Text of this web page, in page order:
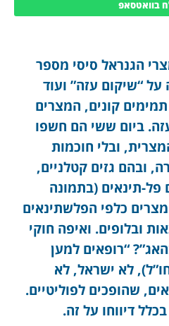
בוואטסאפ
הגנראל סיסי מספר
על “שיקום עזה” ועוד
קונים, המצרים
ביום ששי הם חשפו
ובלי חוכמות
ובהם גזים קטלניים,
תינאים (בתמונה
כלפי הפלשתינאים
ובלופים. ואיפה חוקי
“רופאים למען
לא ישראל, לא
שהופכים לפוליטיים.
דיווחו על זה.